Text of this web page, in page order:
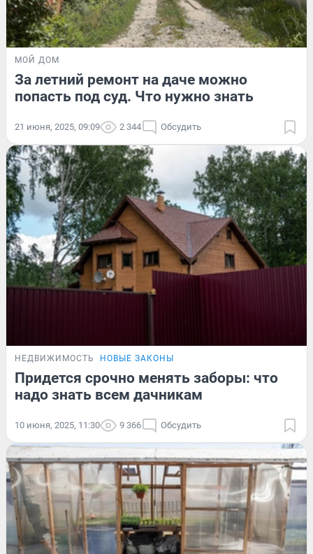
МОЙ ДОМ
За летний ремонт на даче можно
попасть под суд. Что нужно знать
21 июня, 2025, 09:09 2 344 Обсудить
НЕДВИЖИМОСТЬ НОВЫЕ ЗАКОНЫ
Придется срочно менять заборы: что
надо знать всем дачникам
10 июня, 2025, 11:30 9 366 Обсудить